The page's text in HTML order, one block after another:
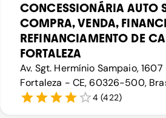
CONCESSIONÁRIA AUTO
COMPRA, VENDA,
REFINANCIAMENTO DE
FORTALEZA
Av. Sgt. Hermínio Sampaio,
Fortaleza - CE, 60326-500,
4 (422)